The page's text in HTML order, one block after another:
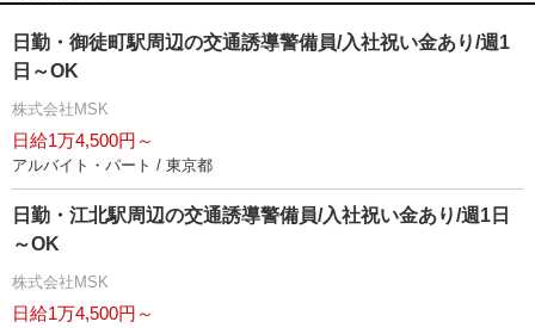
日勤・御徒町駅周辺の交通誘導警備員/入社祝い金あり/週1
日～OK
株式会社MSK
日給1万4,500円～
アルバイト・パート / 東京都
日勤・江北駅周辺の交通誘導警備員/入社祝い金あり/週1日
～OK
株式会社MSK
日給1万4,500円～